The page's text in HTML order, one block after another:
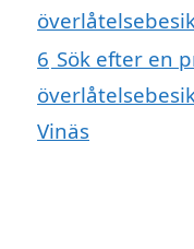
6 Sök efter en
Vinäs